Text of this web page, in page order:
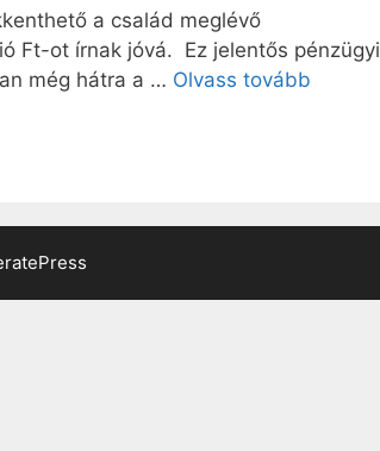
a család meglévő
Ft-ot írnak jóvá. Ez jelentős pénzügyi
még hátra a … Olvass tovább